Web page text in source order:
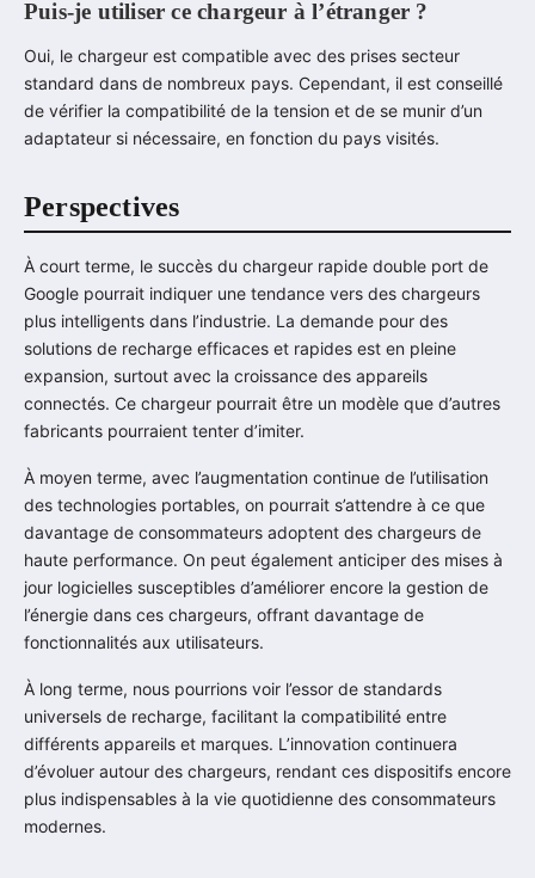
Puis-je utiliser ce chargeur à l’étranger ?
Oui, le chargeur est compatible avec des prises secteur
standard dans de nombreux pays. Cependant, il est conseillé
de vérifier la compatibilité de la tension et de se munir d’un
adaptateur si nécessaire, en fonction du pays visités.
Perspectives
À court terme, le succès du chargeur rapide double port de
Google pourrait indiquer une tendance vers des chargeurs
plus intelligents dans l’industrie. La demande pour des
solutions de recharge efficaces et rapides est en pleine
expansion, surtout avec la croissance des appareils
connectés. Ce chargeur pourrait être un modèle que d’autres
fabricants pourraient tenter d’imiter.
À moyen terme, avec l’augmentation continue de l’utilisation
des technologies portables, on pourrait s’attendre à ce que
davantage de consommateurs adoptent des chargeurs de
haute performance. On peut également anticiper des mises à
jour logicielles susceptibles d’améliorer encore la gestion de
l’énergie dans ces chargeurs, offrant davantage de
fonctionnalités aux utilisateurs.
À long terme, nous pourrions voir l’essor de standards
universels de recharge, facilitant la compatibilité entre
différents appareils et marques. L’innovation continuera
d’évoluer autour des chargeurs, rendant ces dispositifs encore
plus indispensables à la vie quotidienne des consommateurs
modernes.